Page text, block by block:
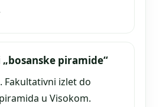
„bosanske piramide“
Fakultativni izlet do
u Visokom.